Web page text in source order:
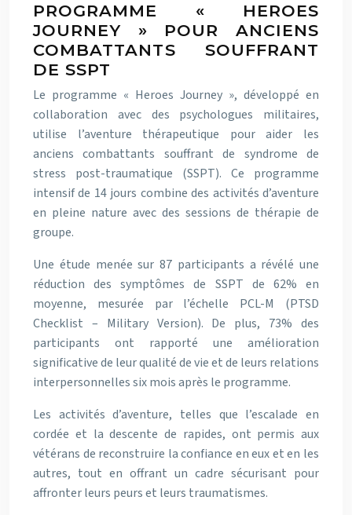
PROGRAMME « HEROES
JOURNEY » POUR ANCIENS
COMBATTANTS SOUFFRANT
DE SSPT
Le programme « Heroes Journey », développé en
collaboration avec des psychologues militaires,
utilise l’aventure thérapeutique pour aider les
anciens combattants souffrant de syndrome de
stress post-traumatique (SSPT). Ce programme
intensif de 14 jours combine des activités d’aventure
en pleine nature avec des sessions de thérapie de
groupe.
Une étude menée sur 87 participants a révélé une
réduction des symptômes de SSPT de 62% en
moyenne, mesurée par l’échelle PCL-M (PTSD
Checklist – Military Version). De plus, 73% des
participants ont rapporté une amélioration
significative de leur qualité de vie et de leurs relations
interpersonnelles six mois après le programme.
Les activités d’aventure, telles que l’escalade en
cordée et la descente de rapides, ont permis aux
vétérans de reconstruire la confiance en eux et en les
autres, tout en offrant un cadre sécurisant pour
affronter leurs peurs et leurs traumatismes.